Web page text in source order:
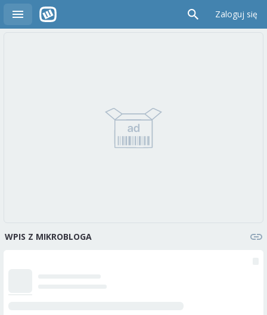
Zaloguj się
WPIS Z MIKROBLOGA